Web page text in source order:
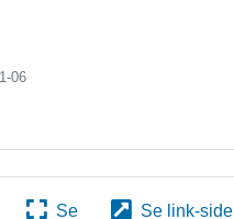
06
Se
Se link-side